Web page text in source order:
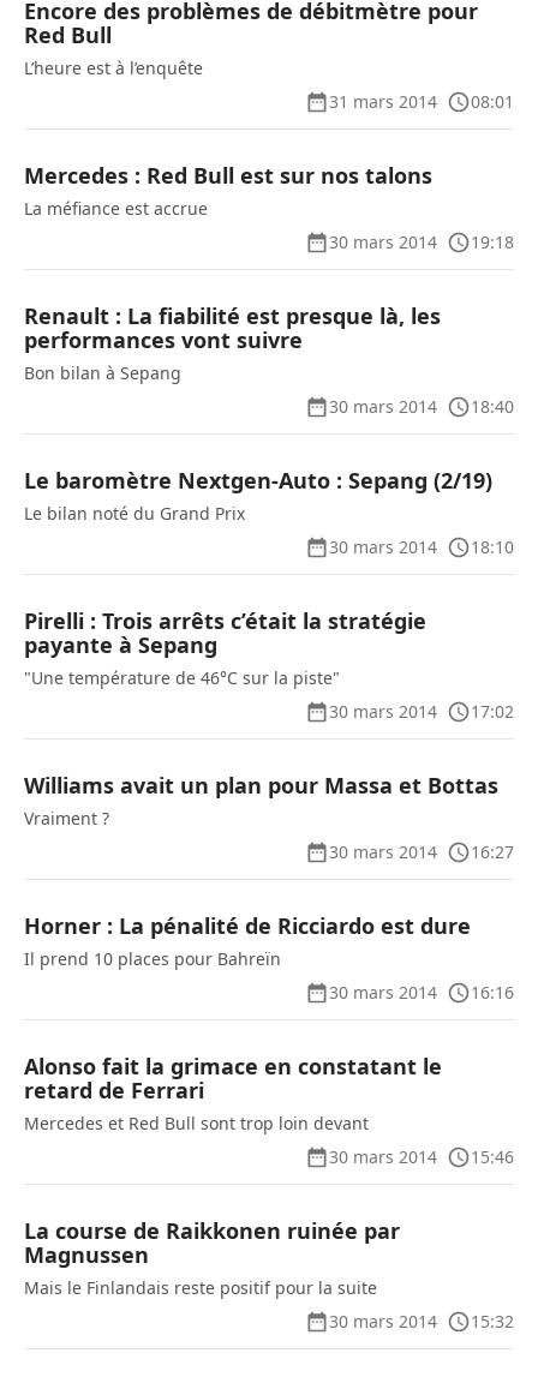
Encore des problèmes de débitmètre pour
Red Bull
L’heure est à l’enquête
31 mars 2014
08:01
Mercedes : Red Bull est sur nos talons
La méfiance est accrue
30 mars 2014
19:18
Renault : La fiabilité est presque là, les
performances vont suivre
Bon bilan à Sepang
30 mars 2014
18:40
Le baromètre Nextgen-Auto : Sepang (2/19)
Le bilan noté du Grand Prix
30 mars 2014
18:10
Pirelli : Trois arrêts c’était la stratégie
payante à Sepang
"Une température de 46°C sur la piste"
30 mars 2014
17:02
Williams avait un plan pour Massa et Bottas
Vraiment ?
30 mars 2014
16:27
Horner : La pénalité de Ricciardo est dure
Il prend 10 places pour Bahreïn
30 mars 2014
16:16
Alonso fait la grimace en constatant le
retard de Ferrari
Mercedes et Red Bull sont trop loin devant
30 mars 2014
15:46
La course de Raikkonen ruinée par
Magnussen
Mais le Finlandais reste positif pour la suite
30 mars 2014
15:32